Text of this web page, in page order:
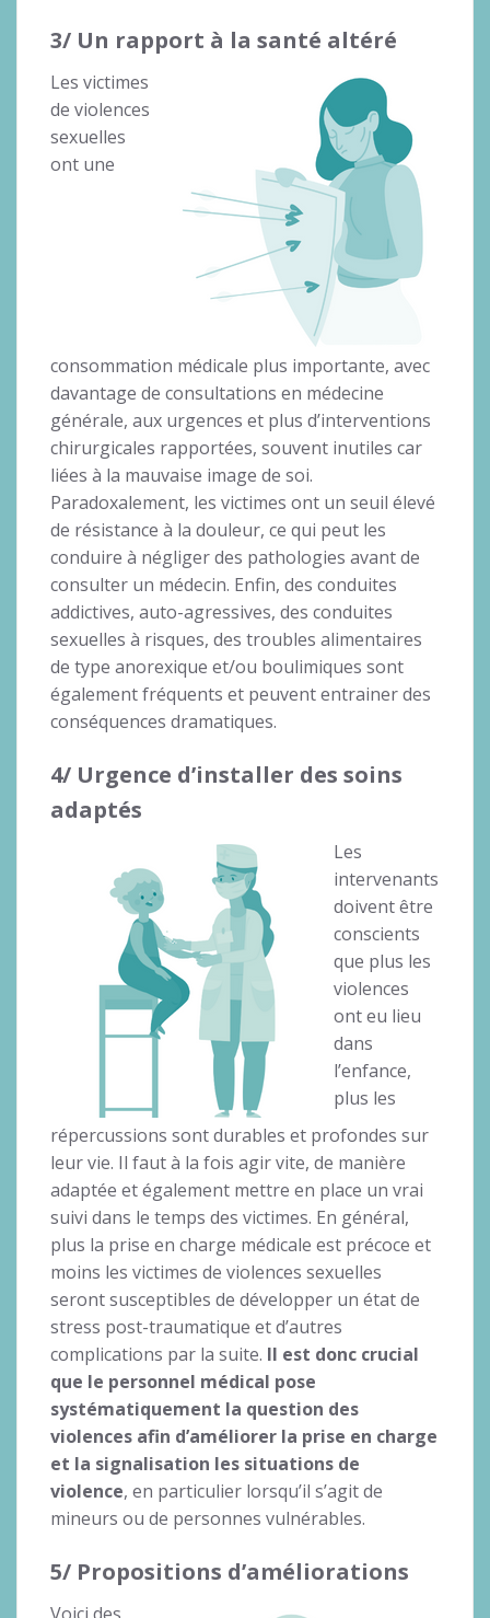
3/ Un rapport à la santé altéré
Les victimes
de violences
sexuelles
ont une
consommation médicale plus importante, avec
davantage de consultations en médecine
générale, aux urgences et plus d’interventions
chirurgicales rapportées, souvent inutiles car
liées à la mauvaise image de soi.
Paradoxalement, les victimes ont un seuil élevé
de résistance à la douleur, ce qui peut les
conduire à négliger des pathologies avant de
consulter un médecin. Enfin, des conduites
addictives, auto-agressives, des conduites
sexuelles à risques, des troubles alimentaires
de type anorexique et/ou boulimiques sont
également fréquents et peuvent entrainer des
conséquences dramatiques.
4/ Urgence d’installer des soins
adaptés
Les
intervenants
doivent être
conscients
que plus les
violences
ont eu lieu
dans
l’enfance,
plus les
répercussions sont durables et profondes sur
leur vie. Il faut à la fois agir vite, de manière
adaptée et également mettre en place un vrai
suivi dans le temps des victimes. En général,
plus la prise en charge médicale est précoce et
moins les victimes de violences sexuelles
seront susceptibles de développer un état de
stress post-traumatique et d’autres
complications par la suite. Il est donc crucial
que le personnel médical pose
systématiquement la question des
violences afin d’améliorer la prise en charge
et la signalisation les situations de
violence, en particulier lorsqu’il s’agit de
mineurs ou de personnes vulnérables.
5/ Propositions d’améliorations